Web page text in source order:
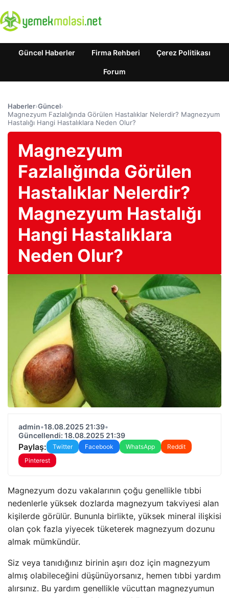
Güncel Haberler Firma Rehberi Çerez Politikası
Forum
Haberler›Güncel›
Magnezyum Fazlalığında Görülen Hastalıklar Nelerdir? Magnezyum
Hastalığı Hangi Hastalıklara Neden Olur?
Magnezyum
Fazlalığında Görülen
Hastalıklar Nelerdir?
Magnezyum Hastalığı
Hangi Hastalıklara
Neden Olur?
admin•18.08.2025 21:39•
Güncellendi: 18.08.2025 21:39
Paylaş: Twitter Facebook WhatsApp
Reddit
Pinterest
Magnezyum dozu vakalarının çoğu genellikle tıbbi
nedenlerle yüksek dozlarda magnezyum takviyesi alan
kişilerde görülür. Bununla birlikte, yüksek mineral ilişkisi
olan çok fazla yiyecek tüketerek magnezyum dozunu
almak mümkündür.
Siz veya tanıdığınız birinin aşırı doz için magnezyum
almış olabileceğini düşünüyorsanız, hemen tıbbi yardım
alırsınız. Bu yardım genellikle vücuttan magnezyumun